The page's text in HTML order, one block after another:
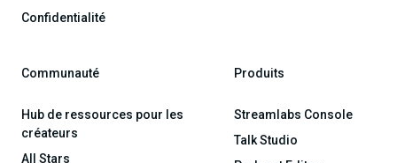
Confidentialité
Communauté
Hub de ressources pour les
créateurs
All Stars
Produits
Streamlabs Console
Talk Studio